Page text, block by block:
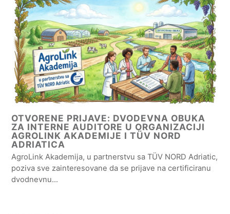
OTVORENE PRIJAVE: DVODEVNA OBUKA
ZA INTERNE AUDITORE U ORGANIZACIJI
AGROLINK AKADEMIJE I TÜV NORD
ADRIATICA
AgroLink Akademija, u partnerstvu sa TÜV NORD Adriatic,
poziva sve zainteresovane da se prijave na certificiranu
dvodnevnu…